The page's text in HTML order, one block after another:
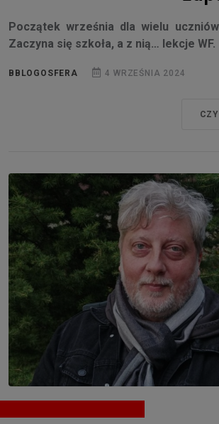
Początek września dla wielu
Zaczyna się szkoła, a z nią… lekcje WF.
BBLOGOSFERA 4 WRZEŚNIA 2024